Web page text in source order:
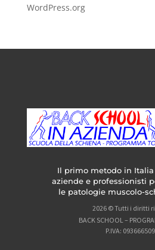
WordPress.org
Il primo metodo in
aziende e professionisti
le patologie muscolo-
2026 © Tutti i diritti
BACK SCHOOL –
P.IVA: